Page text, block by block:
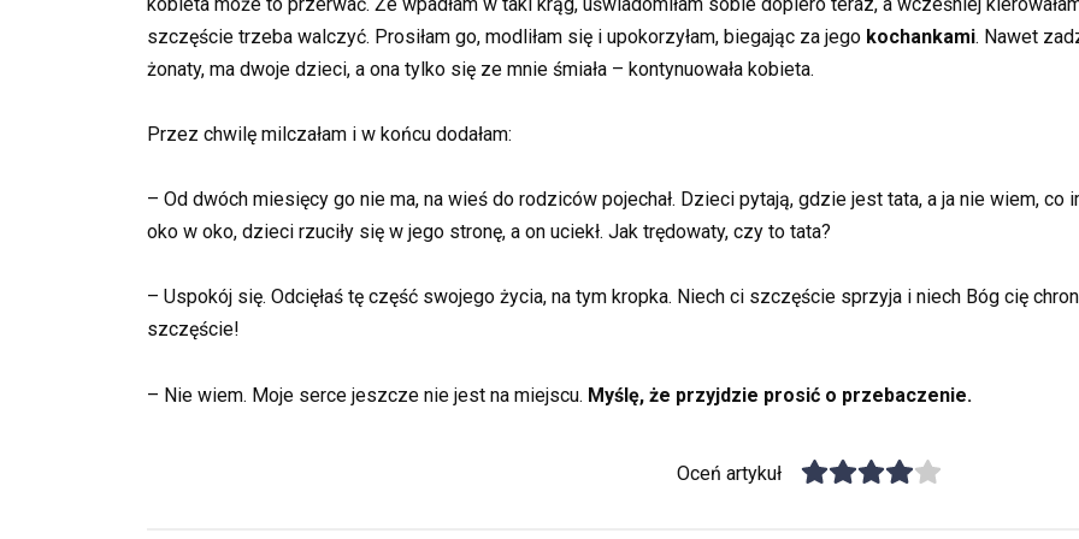
szczęście trzeba walczyć. Prosiłam go, modliłam się i upokorzyłam, biegając za jego kochankami. Nawet
żonaty, ma dwoje dzieci, a ona tylko się ze mnie śmiała – kontynuowała kobieta.
Przez chwilę milczałam i w końcu dodałam:
– Od dwóch miesięcy go nie ma, na wieś do rodziców pojechał. Dzieci pytają, gdzie jest tata, a ja nie wiem,
oko w oko, dzieci rzuciły się w jego stronę, a on uciekł. Jak trędowaty, czy to tata?
– Uspokój się. Odcięłaś tę część swojego życia, na tym kropka. Niech ci szczęście sprzyja i niech Bóg cię
szczęście!
– Nie wiem. Moje serce jeszcze nie jest na miejscu. Myślę, że przyjdzie prosić o przebaczenie.
Oceń artykuł